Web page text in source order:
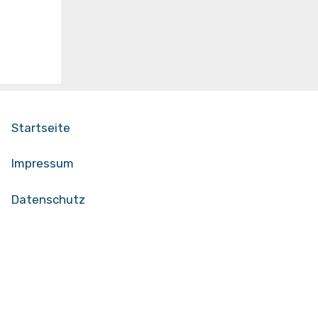
Startseite
Impressum
Datenschutz